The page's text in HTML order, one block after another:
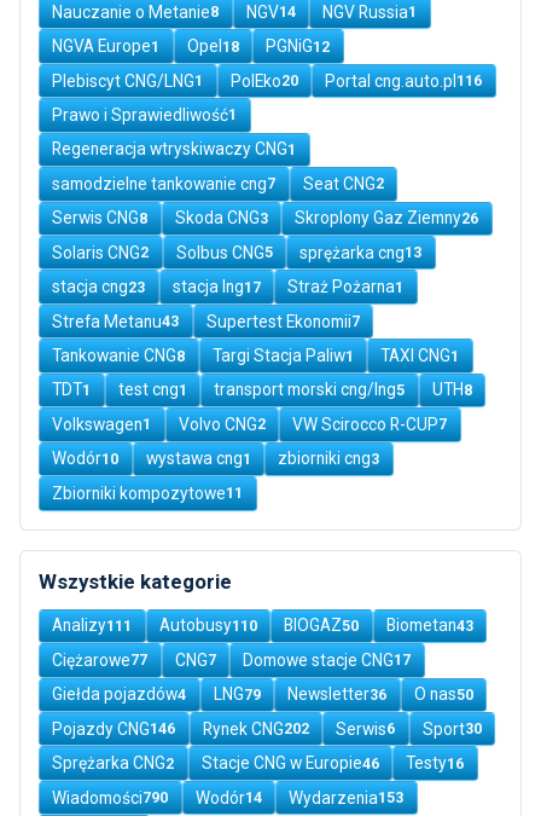
Nauczanie o Metanie8 NGV14 NGV Russia1
NGVA Europe1 Opel18 PGNiG12
Plebiscyt CNG/LNG1 PolEko20 Portal cng.auto.pl116
Prawo i Sprawiedliwość1
Regeneracja wtryskiwaczy CNG1
samodzielne tankowanie cng7 Seat CNG2
Serwis CNG8 Skoda CNG3 Skroplony Gaz Ziemny26
Solaris CNG2 Solbus CNG5 sprężarka cng13
stacja cng23 stacja lng17 Straż Pożarna1
Strefa Metanu43 Supertest Ekonomii7
Tankowanie CNG8 Targi Stacja Paliw1 TAXI CNG1
TDT1 test cng1 transport morski cng/lng5 UTH8
Volkswagen1 Volvo CNG2 VW Scirocco R-CUP7
Wodór10 wystawa cng1 zbiorniki cng3
Zbiorniki kompozytowe11
Wszystkie kategorie
Analizy111 Autobusy110 BIOGAZ50 Biometan43
Ciężarowe77 CNG7 Domowe stacje CNG17
Giełda pojazdów4 LNG79 Newsletter36 O nas50
Pojazdy CNG146 Rynek CNG202 Serwis6 Sport30
Sprężarka CNG2 Stacje CNG w Europie46 Testy16
Wiadomości790 Wodór14 Wydarzenia153